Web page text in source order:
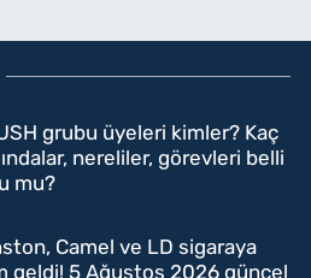
grubu üyeleri kimler? Kaç
nereliler, görevleri belli
mu?
Camel ve LD sigaraya
geldi! 5 Ağustos 2026 güncel